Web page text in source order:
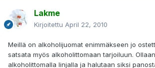
Lakme
Kirjoitettu April 22, 2010
Meillä on alkoholijuomat enimmäkseen jo
satsata myös alkoholittomaan tarjoiluun.
alkoholittomalla linjalla ja halutaan siksi